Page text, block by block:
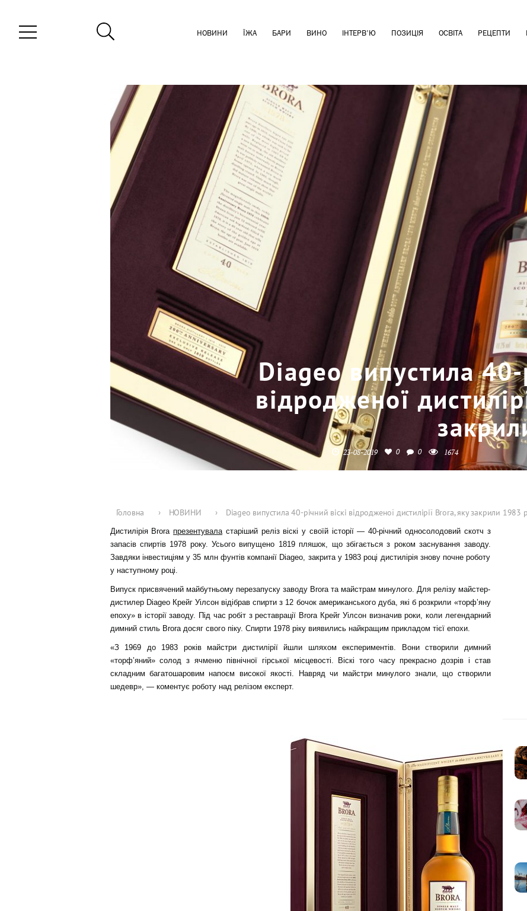
НОВИНИ ЇЖА БАРИ ВИНО ІНТЕРВ'Ю ПОЗИЦІЯ ОСВІТА РЕЦЕПТИ
Diageo випустила 40-
відродженої
23-08-2019 0 0 1674
Головна › НОВИНИ › Diageo випустила 40-річний віскі відродженої дистилірії Brora, яку закрили 1983
Дистилірія Brora презентуваластаріший реліз віскі у своїй історії — 40-річний односолодовий скотч з
запасів спиртів 1978 року. Усього випущено 1819 пляшок, що збігається з роком заснування заводу.
Завдяки інвестиціям у 35 млн фунтів компанії Diageo, закрита у 1983 році дистилірія знову почне роботу
у наступному році.
Випуск присвячений майбутньому перезапуску заводу Brora та майстрам минулого. Для релізу майстер-
дистилер Diageo Крейг Уілсон відібрав спирти з 12 бочок американського дуба, які б розкрили «торф’яну
епоху» в історії заводу. Під час робіт з реставрації Brora Крейг Уілсон визначив роки, коли легендарний
димний стиль Brora досяг свого піку. Спирти 1978 ріку виявились найкращим прикладом тієї епохи.
«З 1969 до 1983 років майстри дистилірії йшли шляхом експериментів. Вони створили димний
«торф’яний» солод з ячменю північної гірської місцевості. Віскі того часу прекрасно дозрів і став
складним багатошаровим напоєм високої якості. Навряд чи майстри минулого знали, що створили
шедевр», — коментує роботу над релізом експерт.